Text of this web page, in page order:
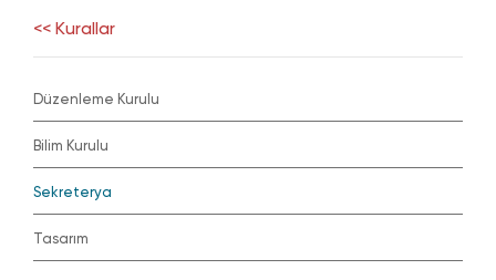
<< Kurallar
Düzenleme Kurulu
Bilim Kurulu
Sekreterya
Tasarım